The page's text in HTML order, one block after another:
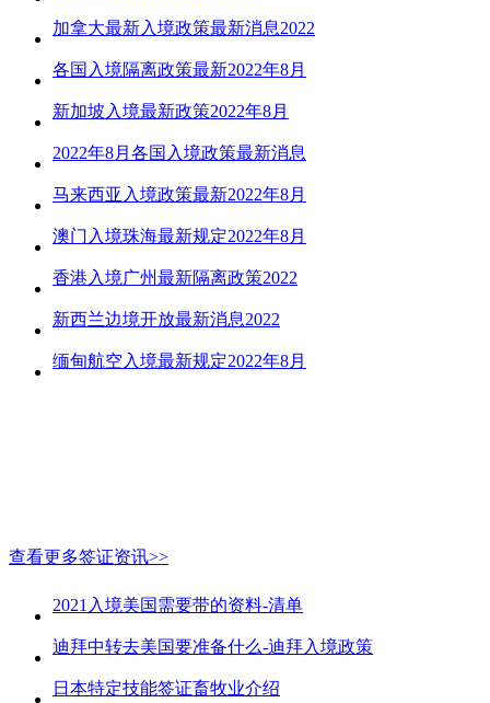
加拿大最新入境政策最新消息2022
各国入境隔离政策最新2022年8月
新加坡入境最新政策2022年8月
2022年8月各国入境政策最新消息
马来西亚入境政策最新2022年8月
澳门入境珠海最新规定2022年8月
香港入境广州最新隔离政策2022
新西兰边境开放最新消息2022
缅甸航空入境最新规定2022年8月
查看更多签证资讯>>
2021入境美国需要带的资料-清单
迪拜中转去美国要准备什么-迪拜入境政策
日本特定技能签证畜牧业介绍